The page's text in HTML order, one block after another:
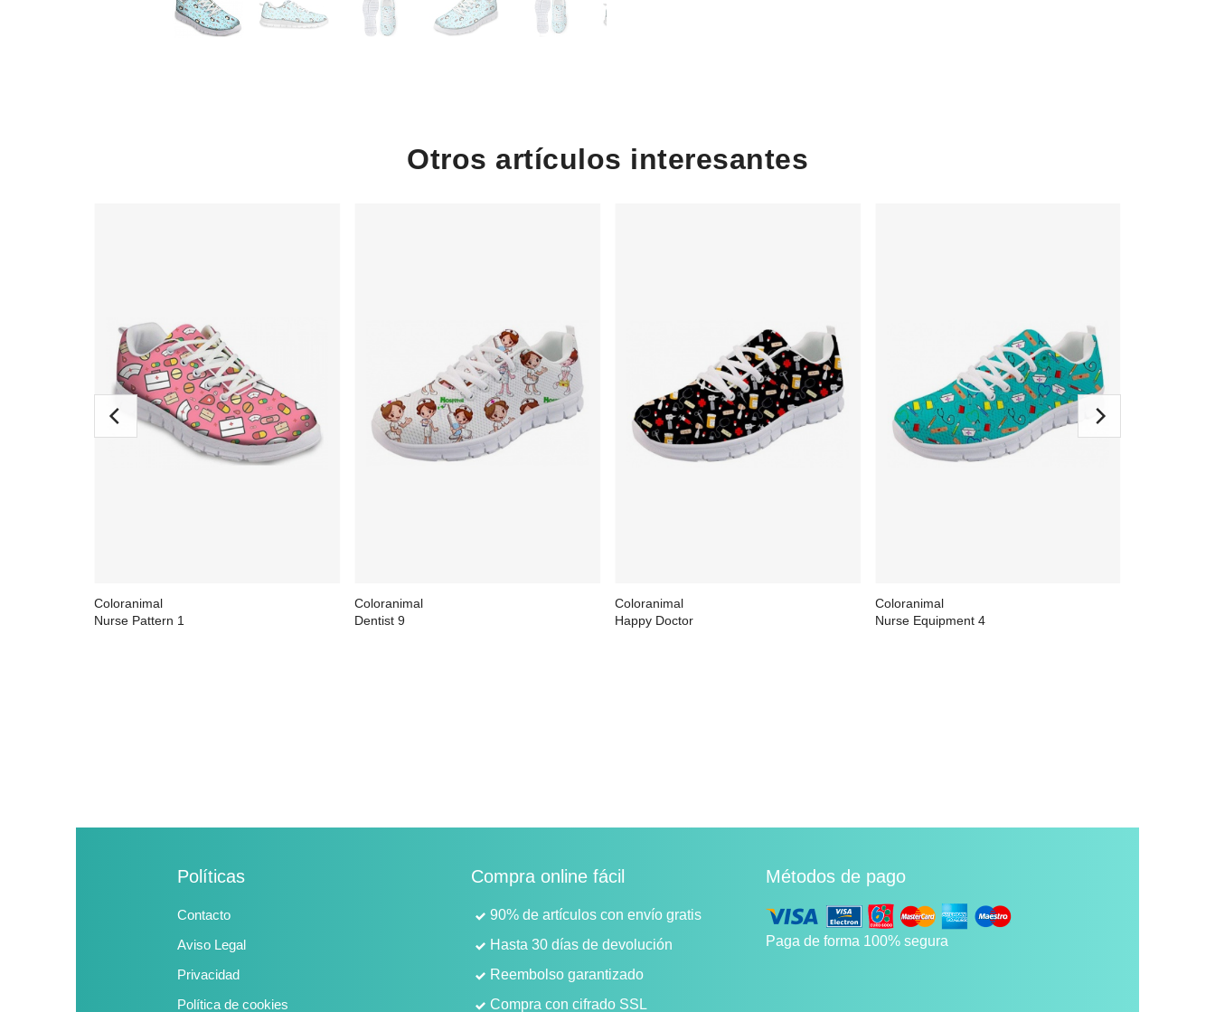
Otros artículos interesantes
Coloranimal
Nurse Pattern 1
Coloranimal
Dentist 9
Coloranimal
Happy Doctor
Coloranimal
Nurse Equipment 4
Políticas
Contacto
Aviso Legal
Privacidad
Política de cookies
Compra online fácil
90% de artículos con envío gratis
Hasta 30 días de devolución
Reembolso garantizado
Compra con cifrado SSL
Métodos de pago
Paga de forma 100% segura